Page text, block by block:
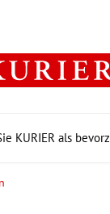
PolitikWirtschaft
KURIER als